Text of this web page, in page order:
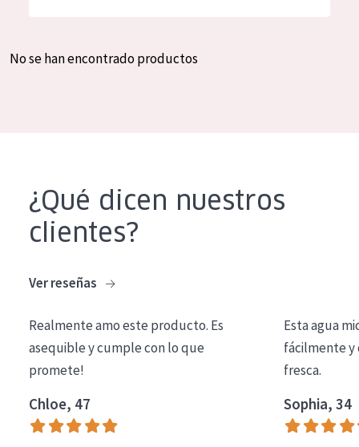
Crema de día
Crema de noche
Limpieza
COLECCIÓN
Essentials
Lift+
Spanish
No se han encontrado productos
¿Qué dicen nuestros
clientes?
Ver reseñas
Realmente amo este producto. Es
asequible y cumple con lo que
promete!
Chloe, 47
Esta agua
fácilmente y
fresca.
Sophia, 34